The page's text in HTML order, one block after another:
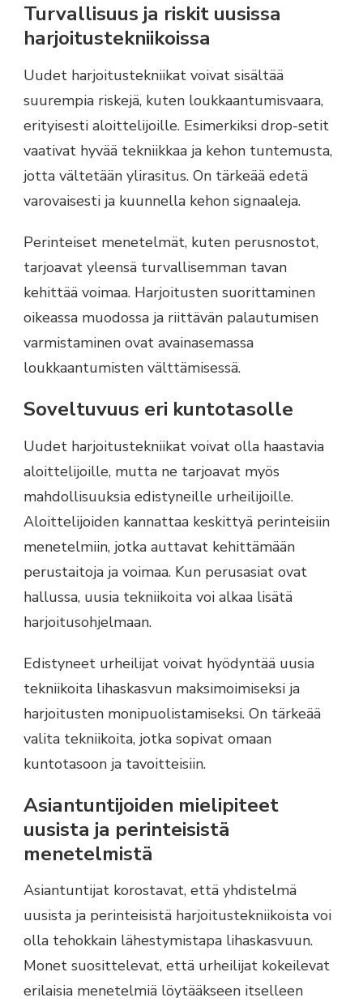
Turvallisuus ja riskit uusissa
harjoitustekniikoissa
Uudet harjoitustekniikat voivat sisältää
suurempia riskejä, kuten loukkaantumisvaara,
erityisesti aloittelijoille. Esimerkiksi drop-setit
vaativat hyvää tekniikkaa ja kehon tuntemusta,
jotta vältetään ylirasitus. On tärkeää edetä
varovaisesti ja kuunnella kehon signaaleja.
Perinteiset menetelmät, kuten perusnostot,
tarjoavat yleensä turvallisemman tavan
kehittää voimaa. Harjoitusten suorittaminen
oikeassa muodossa ja riittävän palautumisen
varmistaminen ovat avainasemassa
loukkaantumisten välttämisessä.
Soveltuvuus eri kuntotasolle
Uudet harjoitustekniikat voivat olla haastavia
aloittelijoille, mutta ne tarjoavat myös
mahdollisuuksia edistyneille urheilijoille.
Aloittelijoiden kannattaa keskittyä perinteisiin
menetelmiin, jotka auttavat kehittämään
perustaitoja ja voimaa. Kun perusasiat ovat
hallussa, uusia tekniikoita voi alkaa lisätä
harjoitusohjelmaan.
Edistyneet urheilijat voivat hyödyntää uusia
tekniikoita lihaskasvun maksimoimiseksi ja
harjoitusten monipuolistamiseksi. On tärkeää
valita tekniikoita, jotka sopivat omaan
kuntotasoon ja tavoitteisiin.
Asiantuntijoiden mielipiteet
uusista ja perinteisistä
menetelmistä
Asiantuntijat korostavat, että yhdistelmä
uusista ja perinteisistä harjoitustekniikoista voi
olla tehokkain lähestymistapa lihaskasvuun.
Monet suosittelevat, että urheilijat kokeilevat
erilaisia menetelmiä löytääkseen itselleen